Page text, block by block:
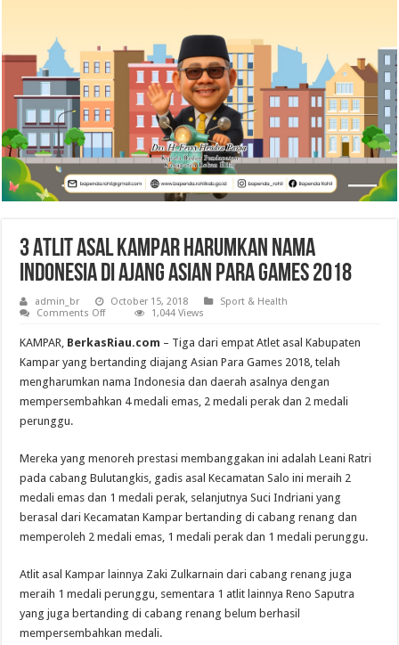
3 Atlit Asal Kampar Harumkan Nama
Indonesia di Ajang Asian Para Games 2018
admin_br October 15, 2018
Sport & Health
Comments Offon
Atlit
Asal
Kampar
Harumkan
Nama
di
Games
2018
1,044 Views
KAMPAR, BerkasRiau.com – Tiga dari empat Atlet asal Kabupaten
Kampar yang bertanding diajang Asian Para Games 2018, telah
mengharumkan nama Indonesia dan daerah asalnya dengan
mempersembahkan 4 medali emas, 2 medali perak dan 2 medali
perunggu.
Mereka yang menoreh prestasi membanggakan ini adalah Leani Ratri
pada cabang Bulutangkis, gadis asal Kecamatan Salo ini meraih 2
medali emas dan 1 medali perak, selanjutnya Suci Indriani yang
berasal dari Kecamatan Kampar bertanding di cabang renang dan
memperoleh 2 medali emas, 1 medali perak dan 1 medali perunggu.
Atlit asal Kampar lainnya Zaki Zulkarnain dari cabang renang juga
meraih 1 medali perunggu, sementara 1 atlit lainnya Reno Saputra
yang juga bertanding di cabang renang belum berhasil
mempersembahkan medali.